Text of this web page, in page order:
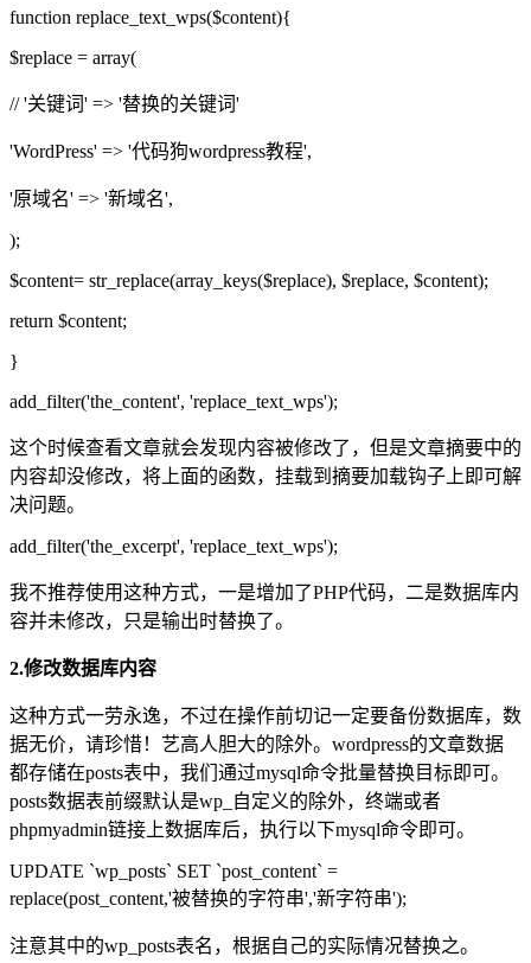
function replace_text_wps($content){
$replace = array(
// '关键词' => '替换的关键词'
'WordPress' => '代码狗wordpress教程',
'原域名' => '新域名',
);
$content= str_replace(array_keys($replace), $replace, $content);
return $content;
}
add_filter('the_content', 'replace_text_wps');
这个时候查看文章就会发现内容被修改了，但是文章摘要中的
内容却没修改，将上面的函数，挂载到摘要加载钩子上即可解
决问题。
add_filter('the_excerpt', 'replace_text_wps');
我不推荐使用这种方式，一是增加了PHP代码，二是数据库内
容并未修改，只是输出时替换了。
2.修改数据库内容
这种方式一劳永逸，不过在操作前切记一定要备份数据库，数
据无价，请珍惜！艺高人胆大的除外。wordpress的文章数据
都存储在posts表中，我们通过mysql命令批量替换目标即可。
posts数据表前缀默认是wp_自定义的除外，终端或者
phpmyadmin链接上数据库后，执行以下mysql命令即可。
UPDATE `wp_posts` SET `post_content` =
replace(post_content,'被替换的字符串','新字符串');
注意其中的wp_posts表名，根据自己的实际情况替换之。